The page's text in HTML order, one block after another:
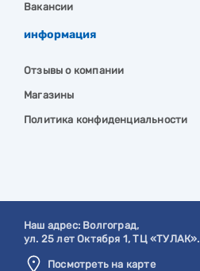
Вакансии
информация
Отзывы о компании
Магазины
Политика конфиденциальности
Наш адрес: Волгоград,
ул. 25 лет Октября 1, ТЦ «ТУЛАК».
Посмотреть на карте